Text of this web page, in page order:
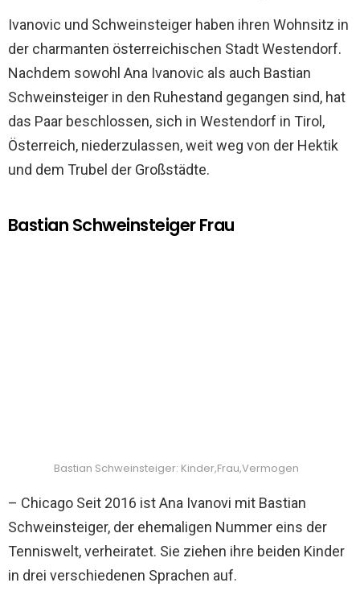
Ivanovic und Schweinsteiger haben ihren Wohnsitz in
der charmanten österreichischen Stadt Westendorf.
Nachdem sowohl Ana Ivanovic als auch Bastian
Schweinsteiger in den Ruhestand gegangen sind, hat
das Paar beschlossen, sich in Westendorf in Tirol,
Österreich, niederzulassen, weit weg von der Hektik
und dem Trubel der Großstädte.
Bastian Schweinsteiger Frau
Bastian Schweinsteiger: Kinder,Frau,Vermogen
– Chicago Seit 2016 ist Ana Ivanovi mit Bastian
Schweinsteiger, der ehemaligen Nummer eins der
Tenniswelt, verheiratet. Sie ziehen ihre beiden Kinder
in drei verschiedenen Sprachen auf.